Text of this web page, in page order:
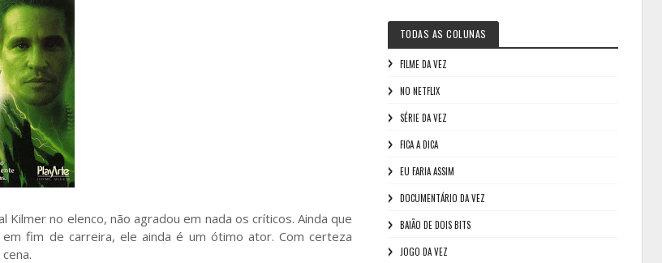
no elenco, não agradou em nada os críticos. Ainda que
fim de carreira, ele ainda é um ótimo ator. Com certeza
TODAS AS COLUNAS
FILME DA VEZ
NO NETFLIX
SÉRIE DA VEZ
FICA A DICA
EU FARIA ASSIM
DOCUMENTÁRIO DA VEZ
BAIÃO DE DOIS BITS
JOGO DA VEZ